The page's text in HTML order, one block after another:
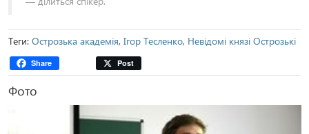
Теги: Острозька академія, Ігор Тесленко, Невідомі князі Острозькі
Share Post
Фото